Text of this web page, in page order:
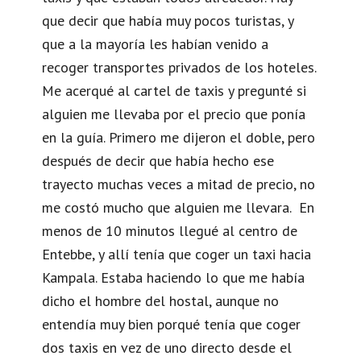
que decir que había muy pocos turistas, y
que a la mayoría les habían venido a
recoger transportes privados de los hoteles.
Me acerqué al cartel de taxis y pregunté si
alguien me llevaba por el precio que ponía
en la guía. Primero me dijeron el doble, pero
después de decir que había hecho ese
trayecto muchas veces a mitad de precio, no
me costó mucho que alguien me llevara. En
menos de 10 minutos llegué al centro de
Entebbe, y allí tenía que coger un taxi hacia
Kampala. Estaba haciendo lo que me había
dicho el hombre del hostal, aunque no
entendía muy bien porqué tenía que coger
dos taxis en vez de uno directo desde el